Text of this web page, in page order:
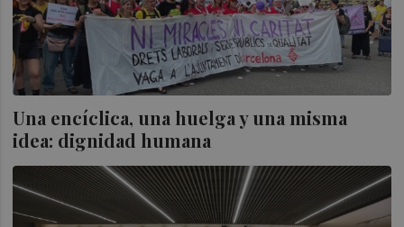
Una encíclica, una huelga y una misma
idea: dignidad humana